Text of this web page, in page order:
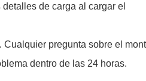
de carga al cargar el
pregunta sobre el
dentro de las 24 horas.